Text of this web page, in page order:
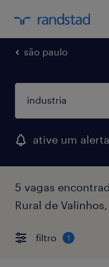
são paulo
ative um
5 vagas
Rural de
filtro 1